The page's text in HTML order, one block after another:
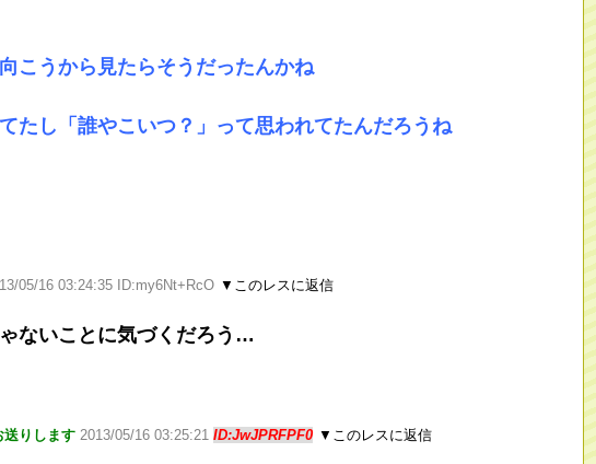
こうから見たらそうだったんかね
たし「誰やこいつ？」って思われてたんだろうね
05/16 03:24:35 ID:my6Nt+RcO ▼このレスに返信
ないことに気づくだろう…
送りします 2013/05/16 03:25:21 ID:JwJPRFPF0 ▼このレスに返信